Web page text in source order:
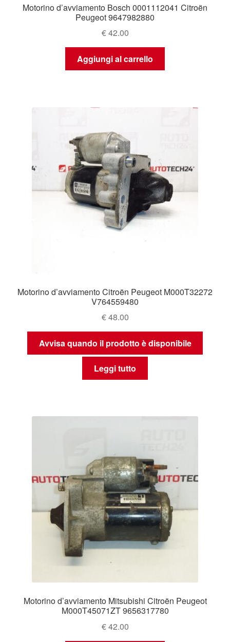
Motorino d’avviamento Bosch 0001112041 Citroën
Peugeot 9647982880
€42.00
Aggiungi al carrello
Motorino d’avviamento Citroën Peugeot M000T32272
V764559480
€48.00
Avvisa quando il prodotto è disponibile
Leggi tutto
Motorino d’avviamento Mitsubishi Citroën Peugeot
M000T45071ZT 9656317780
€42.00